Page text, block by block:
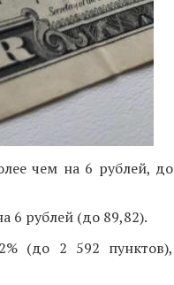
чем на 6 рублей, до
6 рублей (до 89,82).
(до 2 592 пунктов),